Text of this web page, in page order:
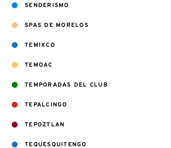
SENDERISMO
SPAS DE MORELOS
TEMIXCO
TEMOAC
TEMPORADAS DEL CLUB
TEPALCINGO
TEPOZTLAN
TEQUESQUITENGO